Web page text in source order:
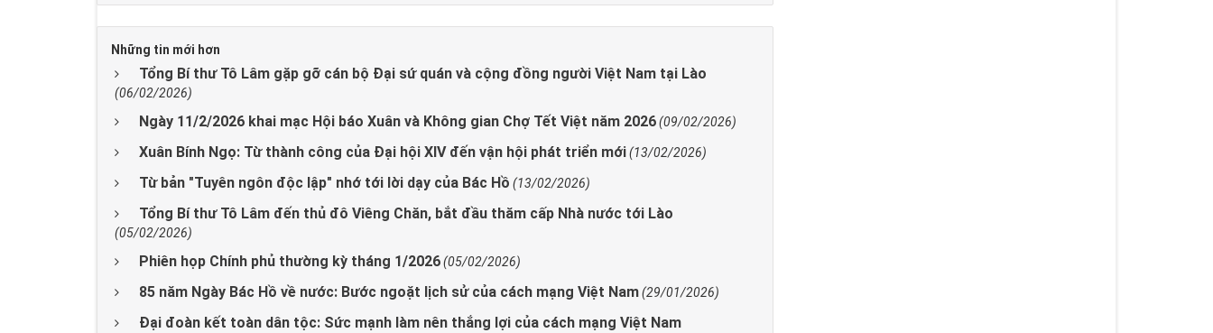
Những tin mới hơn
Tổng Bí thư Tô Lâm gặp gỡ cán bộ Đại sứ quán và cộng đồng người Việt Nam tại Lào
(06/02/2026)
Ngày 11/2/2026 khai mạc Hội báo Xuân và Không gian Chợ Tết Việt năm 2026(09/02/2026)
Xuân Bính Ngọ: Từ thành công của Đại hội XIV đến vận hội phát triển mới(13/02/2026)
Từ bản "Tuyên ngôn độc lập" nhớ tới lời dạy của Bác Hồ (13/02/2026)
Tổng Bí thư Tô Lâm đến thủ đô Viêng Chăn, bắt đầu thăm cấp Nhà nước tới Lào
(05/02/2026)
Phiên họp Chính phủ thường kỳ tháng 1/2026(05/02/2026)
85 năm Ngày Bác Hồ về nước: Bước ngoặt lịch sử của cách mạng Việt Nam(29/01/2026)
Đại đoàn kết toàn dân tộc: Sức mạnh làm nên thắng lợi của cách mạng Việt Nam